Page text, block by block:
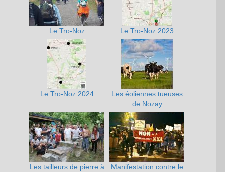
Le Tro-Noz Le Tro-Noz 2023
Le Tro-Noz 2024
Les éoliennes tueuses
de Nozay
Les tailleurs de pierre à
Manifestation contre le